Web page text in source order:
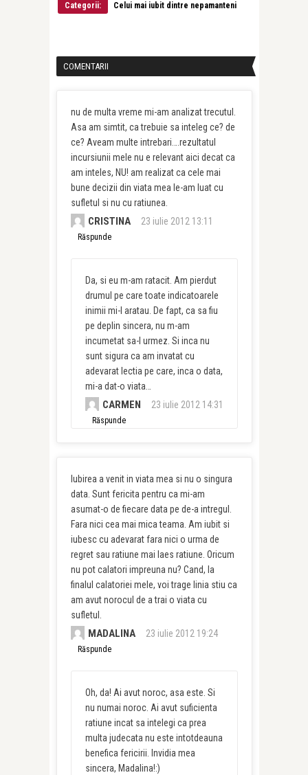
Categorii: Celui mai iubit dintre nepamanteni
COMENTARII
nu de multa vreme mi-am analizat trecutul.
Asa am simtit, ca trebuie sa inteleg ce? de
ce? Aveam multe intrebari….rezultatul
incursiunii mele nu e relevant aici decat ca
am inteles, NU! am realizat ca cele mai
bune decizii din viata mea le-am luat cu
sufletul si nu cu ratiunea.
CRISTINA 23 iulie 2012 13:11
Răspunde
Da, si eu m-am ratacit. Am pierdut
drumul pe care toate indicatoarele
inimii mi-l aratau. De fapt, ca sa fiu
pe deplin sincera, nu m-am
incumetat sa-l urmez. Si inca nu
sunt sigura ca am invatat cu
adevarat lectia pe care, inca o data,
mi-a dat-o viata…
CARMEN 23 iulie 2012 14:31
Răspunde
Iubirea a venit in viata mea si nu o singura
data. Sunt fericita pentru ca mi-am
asumat-o de fiecare data pe de-a intregul.
Fara nici cea mai mica teama. Am iubit si
iubesc cu adevarat fara nici o urma de
regret sau ratiune mai laes ratiune. Oricum
nu pot calatori impreuna nu? Cand, la
finalul calatoriei mele, voi trage linia stiu ca
am avut norocul de a trai o viata cu
sufletul.
MADALINA 23 iulie 2012 19:24
Răspunde
Oh, da! Ai avut noroc, asa este. Si
nu numai noroc. Ai avut suficienta
ratiune incat sa intelegi ca prea
multa judecata nu este intotdeauna
benefica fericirii. Invidia mea
sincera, Madalina!:)